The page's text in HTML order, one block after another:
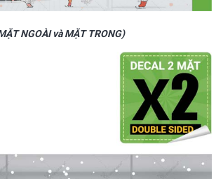
NGOÀI và MẶT TRONG)